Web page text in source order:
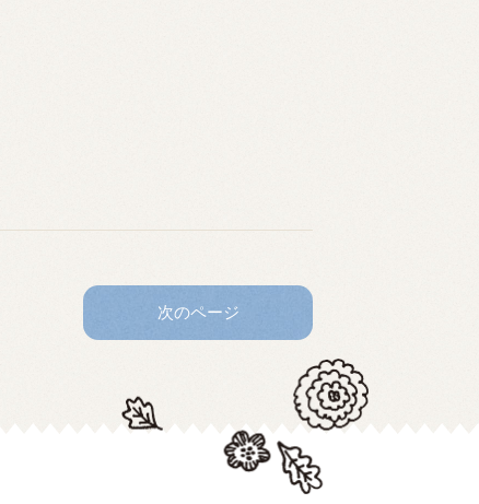
次のページ